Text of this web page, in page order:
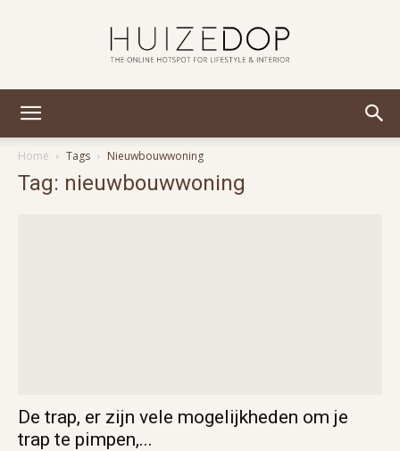
Home
Tags Nieuwbouwwoning
Tag: nieuwbouwwoning
De trap, er zijn vele mogelijkheden om je
trap te pimpen,...